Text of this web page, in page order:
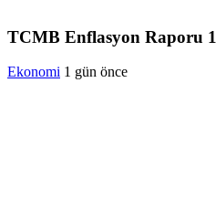
TCMB Enflasyon Raporu
Ekonomi 1 gün önce